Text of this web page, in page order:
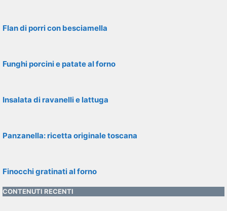
Flan di porri con besciamella
Funghi porcini e patate al forno
Insalata di ravanelli e lattuga
Panzanella: ricetta originale toscana
Finocchi gratinati al forno
CONTENUTI RECENTI